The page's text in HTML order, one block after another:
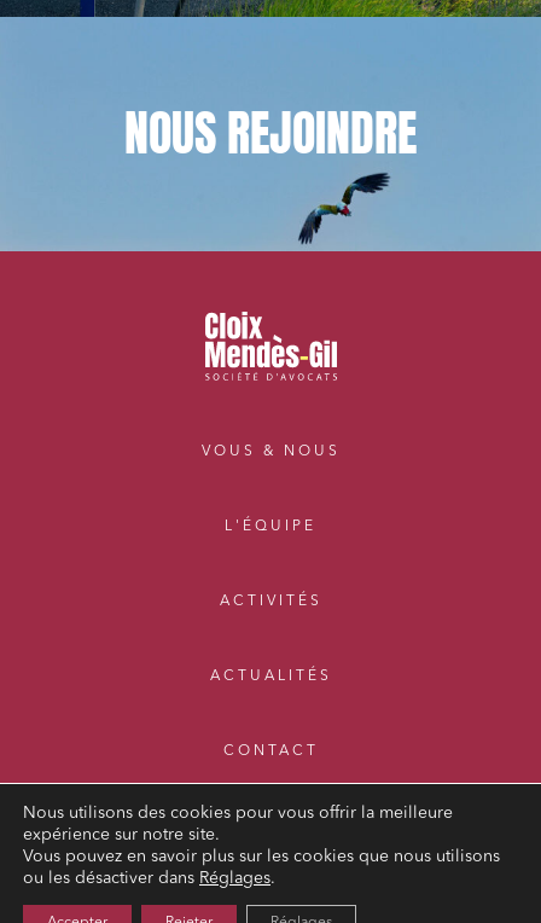
NOUSREJOINDRE
VOUS & NOUS
L'ÉQUIPE
ACTIVITÉS
ACTUALITÉS
CONTACT
MENTIONS LÉGALES
Nous utilisons des cookies pour vous offrir la meilleure
expérience sur notre site.
Vous pouvez en savoir plus sur les cookies que nous utilisons
ou les désactiver dans Réglages.